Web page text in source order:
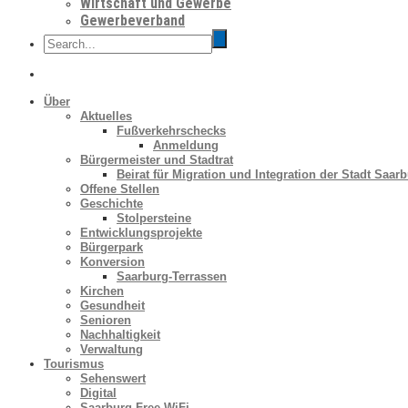
Gewerbeverband
Über
Aktuelles
Fußverkehrschecks
Anmeldung
Bürgermeister und Stadtrat
Beirat für Migration und Integration der Stadt
Offene Stellen
Geschichte
Stolpersteine
Entwicklungsprojekte
Bürgerpark
Konversion
Saarburg-Terrassen
Kirchen
Gesundheit
Senioren
Nachhaltigkeit
Verwaltung
Tourismus
Sehenswert
Digital